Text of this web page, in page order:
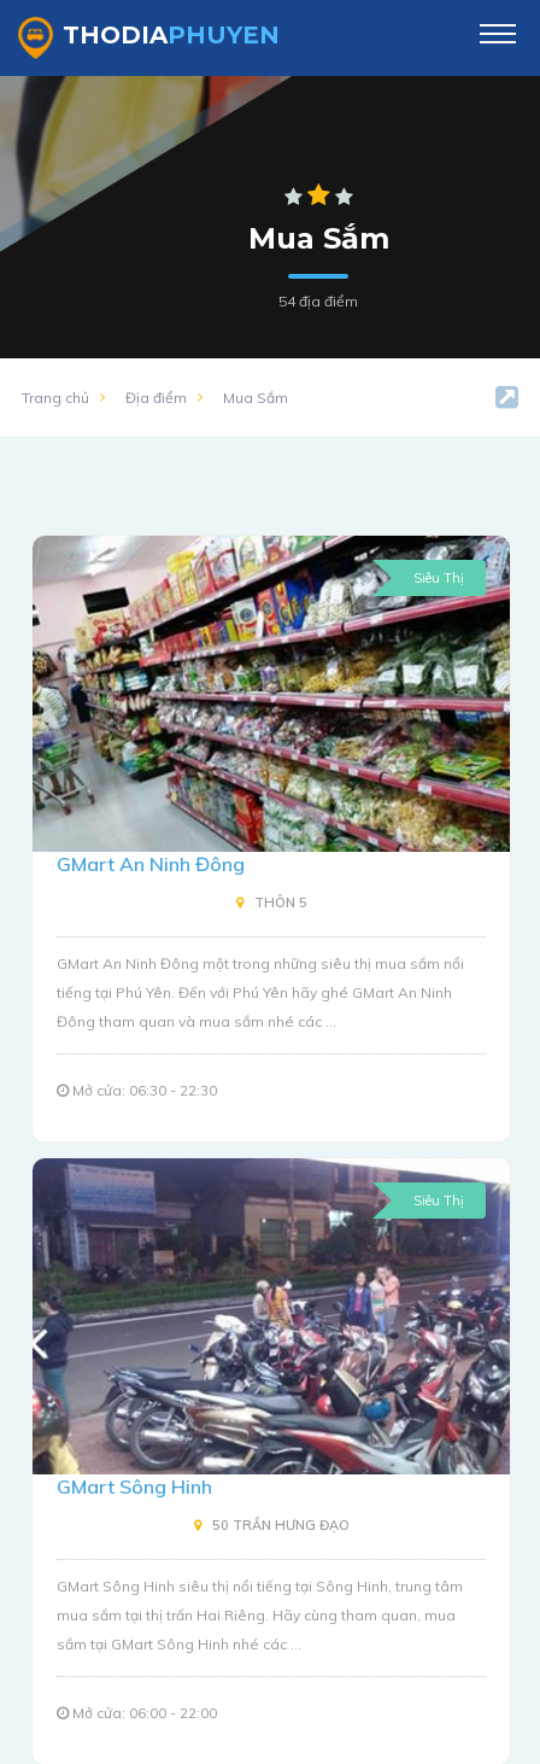
THODIAPHUYEN
Trung Tâm Mua Sắm Tại Phú Yên【Cập Nhật 2022】
Mua Sắm
54 địa điểm
Trang chủ Địa điểm Mua Sắm
Siêu Thị
GMart An Ninh Đông
THÔN 5
GMart An Ninh Đông một trong những siêu thị mua sắm nổi
tiếng tại Phú Yên. Đến với Phú Yên hãy ghé GMart An Ninh
Đông tham quan và mua sắm nhé các ...
Mở cửa: 06:30 - 22:30
Siêu Thị
GMart Sông Hinh
50 TRẦN HƯNG ĐẠO
GMart Sông Hinh siêu thị nổi tiếng tại Sông Hinh, trung tâm
mua sắm tại thị trấn Hai Riêng. Hãy cùng tham quan, mua
sắm tại GMart Sông Hinh nhé các ...
Mở cửa: 06:00 - 22:00